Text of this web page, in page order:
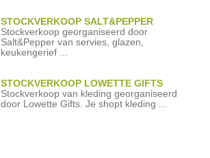
STOCKVERKOOP SALT&PEPPER
Stockverkoop georganiseerd door
Salt&Pepper van servies, glazen,
keukengerief ...
STOCKVERKOOP LOWETTE GIFTS
Stockverkoop van kleding georganiseerd
door Lowette Gifts. Je shopt kleding ...